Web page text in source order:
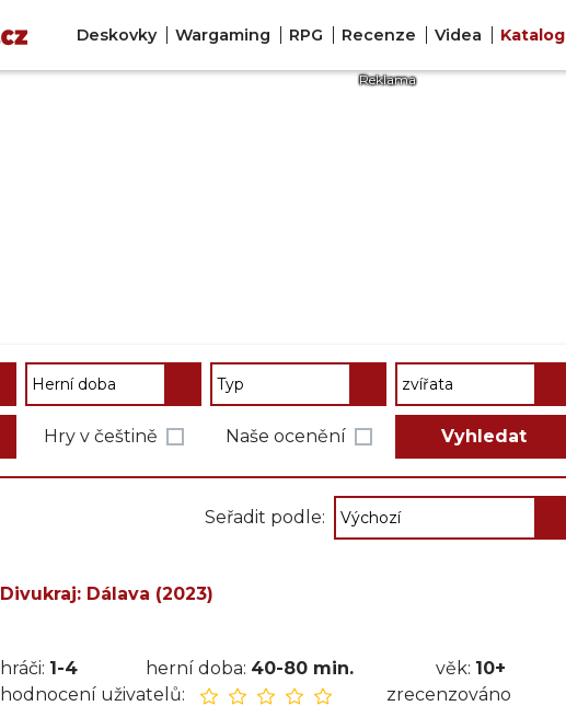
Deskovky Wargaming RPG Recenze Videa Katalog
Hry v češtině Naše ocenění Vyhledat
Seřadit podle:
Divukraj: Dálava (2023)
hráči: 1-4 herní doba: 40-80 min. věk: 10+
hodnocení uživatelů:
zrecenzováno